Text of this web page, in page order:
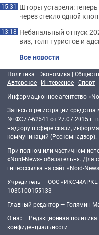
15:31 Шторы устарели:
через стекло одной
13:18 Небанальный отпуск
виз, толп туристов и
Все новости
Политика | Экономика |
Авторское | Интересное | Спорт
Информационное агентство
Запись о регистрации
№ ФС77-62541 от 27.07.2015 г.
надзору в сфере связи,
коммуникаций (Роскомнадзор).
При полном или частичном
«Nord-News» обязательна. Для
гиперссылка на сайт «Nord-
Учредитель — ООО «ИКС-
1035100155133
Главный редактор — Голямин
О нас
Редакционная политика
конфиденциальности